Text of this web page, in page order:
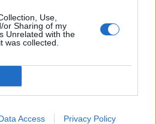
Use,
or Sharing of my
Unrelated with the
was collected.
Access Privacy Policy